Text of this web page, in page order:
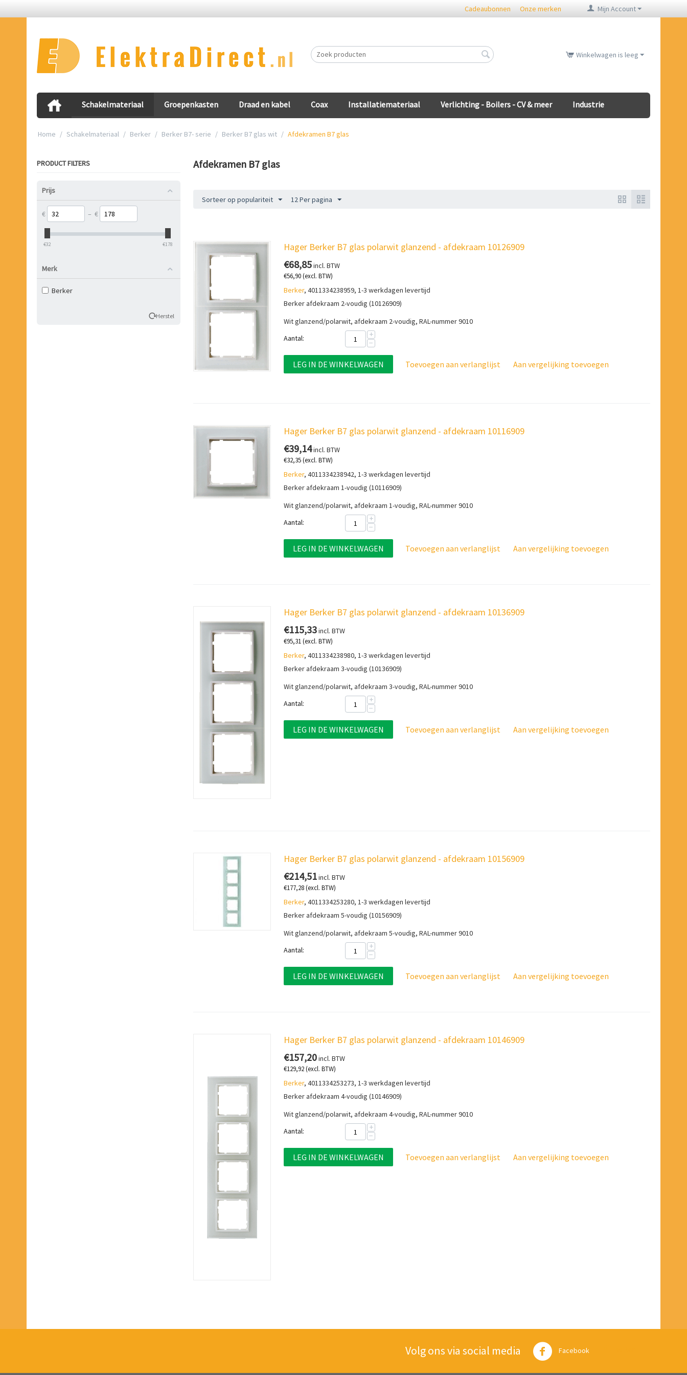
Mijn Account
Cadeaubonnen Onze merken
Winkelwagen is leeg
Schakelmateriaal Groepenkasten Draad en kabel Coax Installatiemateriaal Verlichting - Boilers - CV & meer Industrie
Home / Schakelmateriaal / Berker / Berker B7- serie / Berker B7 glas wit / Afdekramen B7 glas
PRODUCT FILTERS
Prijs
€ – €
‎€32 ‎€178
Merk
Berker
Herstel
Afdekramen B7 glas
Sorteer op populariteit 12 Per pagina
Hager Berker B7 glas polarwit glanzend - afdekraam 10126909
€68,85incl. BTW
€56,90(excl. BTW)
Berker, 4011334238959, 1-3 werkdagen levertijd
Berker afdekraam 2-voudig (10126909)
Wit glanzend/polarwit, afdekraam 2-voudig, RAL-nummer 9010
Aantal:
+
−
LEG IN DE WINKELWAGEN Toevoegen aan verlanglijst Aan vergelijking toevoegen
Hager Berker B7 glas polarwit glanzend - afdekraam 10116909
€39,14incl. BTW
€32,35(excl. BTW)
Berker, 4011334238942, 1-3 werkdagen levertijd
Berker afdekraam 1-voudig (10116909)
Wit glanzend/polarwit, afdekraam 1-voudig, RAL-nummer 9010
Aantal:
+
−
LEG IN DE WINKELWAGEN Toevoegen aan verlanglijst Aan vergelijking toevoegen
Hager Berker B7 glas polarwit glanzend - afdekraam 10136909
€115,33incl. BTW
€95,31(excl. BTW)
Berker, 4011334238980, 1-3 werkdagen levertijd
Berker afdekraam 3-voudig (10136909)
Wit glanzend/polarwit, afdekraam 3-voudig, RAL-nummer 9010
Aantal:
+
−
LEG IN DE WINKELWAGEN Toevoegen aan verlanglijst Aan vergelijking toevoegen
Hager Berker B7 glas polarwit glanzend - afdekraam 10156909
€214,51incl. BTW
€177,28(excl. BTW)
Berker, 4011334253280, 1-3 werkdagen levertijd
Berker afdekraam 5-voudig (10156909)
Wit glanzend/polarwit, afdekraam 5-voudig, RAL-nummer 9010
Aantal:
+
−
LEG IN DE WINKELWAGEN Toevoegen aan verlanglijst Aan vergelijking toevoegen
Hager Berker B7 glas polarwit glanzend - afdekraam 10146909
€157,20incl. BTW
€129,92(excl. BTW)
Berker, 4011334253273, 1-3 werkdagen levertijd
Berker afdekraam 4-voudig (10146909)
Wit glanzend/polarwit, afdekraam 4-voudig, RAL-nummer 9010
Aantal:
+
−
LEG IN DE WINKELWAGEN Toevoegen aan verlanglijst Aan vergelijking toevoegen
Volg ons via social media Facebook